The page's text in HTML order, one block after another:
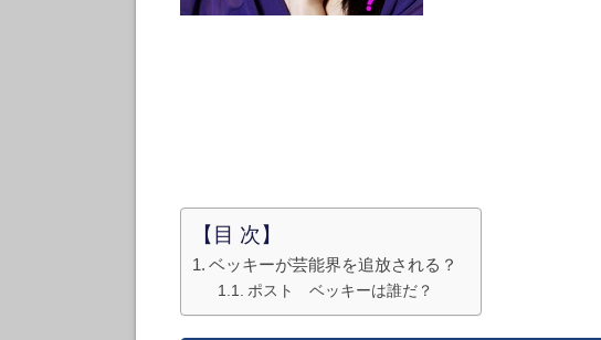
【目 次】
ベッキーが芸能界を追放される？
ポスト ベッキーは誰だ？